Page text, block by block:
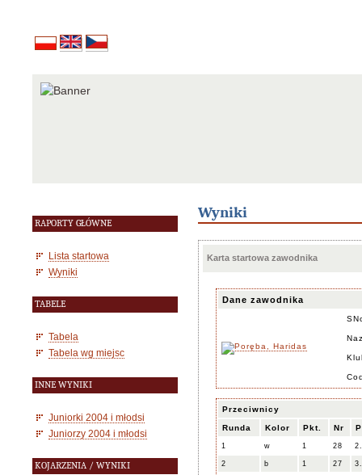
RAPORTY GŁÓWNE
Lista startowa
Wyniki
TABELE
Tabela
Tabela wg miejsc
INNE WYNIKI
Juniorki 2004 i młodsi
Juniorzy 2004 i młodsi
KOJARZENIA / WYNIKI
Wyniki
Karta startowa zawodnika
Dane zawodnika
Przeciwnicy
Runda Kolor Pkt. Nr
1 w 1 28
2 b 1 27